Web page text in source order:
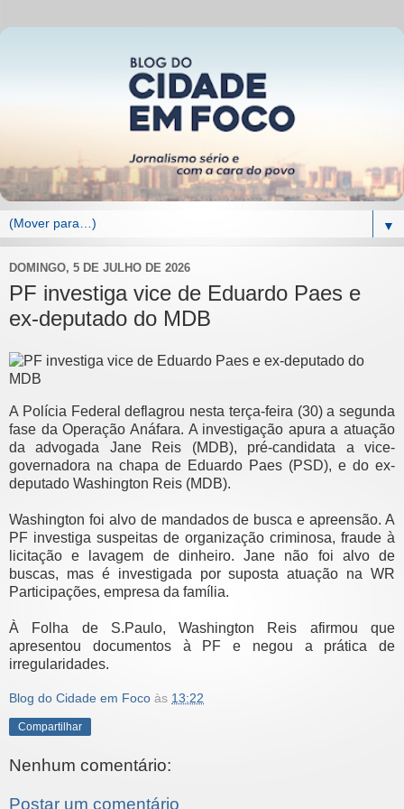
▼
DOMINGO, 5 DE JULHO DE 2026
PF investiga vice de Eduardo Paes e
ex-deputado do MDB
A Polícia Federal deflagrou nesta terça-feira (30) a segunda
fase da Operação Anáfara. A investigação apura a atuação
da advogada Jane Reis (MDB), pré-candidata a vice-
governadora na chapa de Eduardo Paes (PSD), e do ex-
deputado Washington Reis (MDB).
Washington foi alvo de mandados de busca e apreensão. A
PF investiga suspeitas de organização criminosa, fraude à
licitação e lavagem de dinheiro. Jane não foi alvo de
buscas, mas é investigada por suposta atuação na WR
Participações, empresa da família.
À Folha de S.Paulo, Washington Reis afirmou que
apresentou documentos à PF e negou a prática de
irregularidades.
Blog do Cidade em Foco às 13:22
Compartilhar
Nenhum comentário:
Postar um comentário